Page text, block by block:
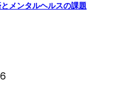
メンタルヘルスの課題